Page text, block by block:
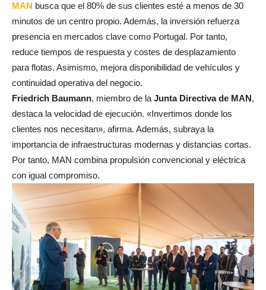
MAN busca que el 80% de sus clientes esté a menos de 30
minutos de un centro propio. Además, la inversión refuerza
presencia en mercados clave como Portugal. Por tanto,
reduce tiempos de respuesta y costes de desplazamiento
para flotas. Asimismo, mejora disponibilidad de vehículos y
continuidad operativa del negocio.
Friedrich Baumann, miembro de la Junta Directiva de MAN,
destaca la velocidad de ejecución. «Invertimos donde los
clientes nos necesitan», afirma. Además, subraya la
importancia de infraestructuras modernas y distancias cortas.
Por tanto, MAN combina propulsión convencional y eléctrica
con igual compromiso.